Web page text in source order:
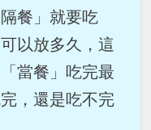
餐」就要吃
以放多久，這
當餐」吃完最
，還是吃不完